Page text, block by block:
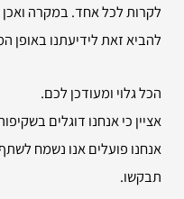
לקרות לכל אחד. במקרה
להביא זאת לידיעתנו באופן
הכל גלוי ומעודכן לכם.
אציין כי אנחנו דוגלים
אנחנו פועלים אנו נשמח
תבקשו.